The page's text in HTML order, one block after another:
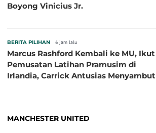
Boyong Vinicius Jr.
BERITA PILIHAN 6 jam lalu
Marcus Rashford Kembali ke MU, Ikut
Pemusatan Latihan Pramusim di
Irlandia, Carrick Antusias Menyambut
MANCHESTER UNITED